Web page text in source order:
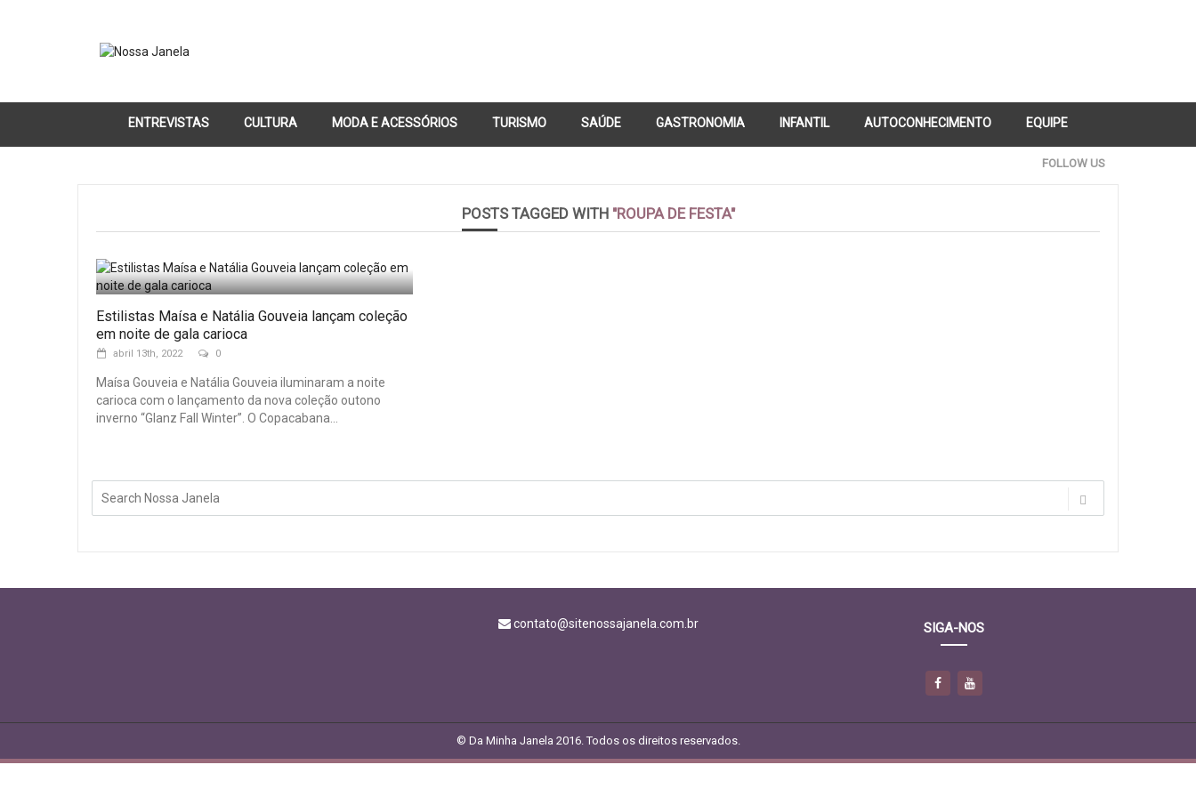
ENTREVISTAS CULTURA MODA E ACESSÓRIOS TURISMO SAÚDE GASTRONOMIA INFANTIL AUTOCONHECIMENTO EQUIPE
FOLLOW US
POSTS TAGGED WITH "ROUPA DE FESTA"
Estilistas Maísa e Natália Gouveia lançam coleção
em noite de gala carioca
abril 13th, 2022 0
Maísa Gouveia e Natália Gouveia iluminaram a noite
carioca com o lançamento da nova coleção outono
inverno “Glanz Fall Winter”. O Copacabana...
contato@sitenossajanela.com.br SIGA-NOS
© Da Minha Janela 2016. Todos os direitos reservados.